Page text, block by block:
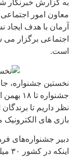
به گزارش
معاون امور
آرمان با هدف ایجاد
است.
نخستین جشنواره،
نظر داریم تا
بازی های
دبیر جشنواره‌های